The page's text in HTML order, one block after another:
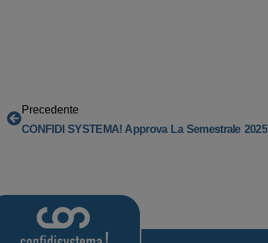
Precedente
CONFIDI SYSTEMA! Approva La Semestrale 2025